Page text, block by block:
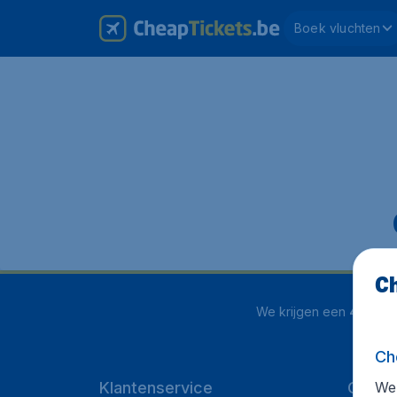
Boek vluchten
We krijgen een 4.1 uit 5
Klantenservice